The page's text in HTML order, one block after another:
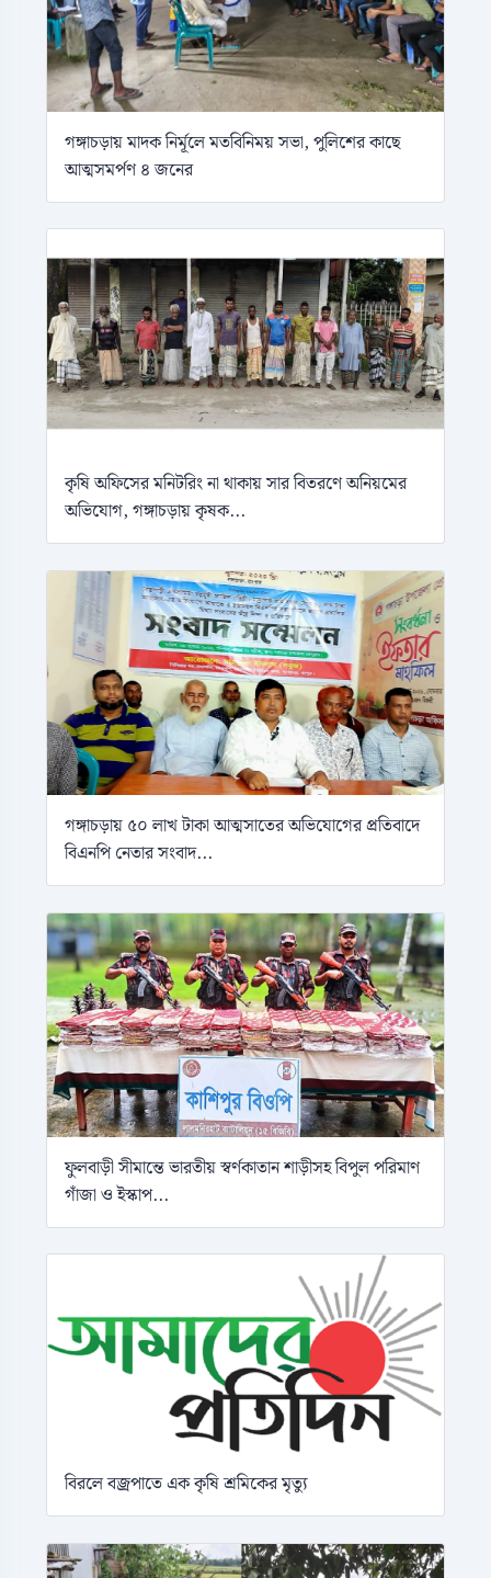
গঙ্গাচড়ায় মাদক নির্মূলে মতবিনিময় সভা, পুলিশের কাছে
আত্মসমর্পণ ৪ জনের
কৃষি অফিসের মনিটরিং না থাকায় সার বিতরণে অনিয়মের
অভিযোগ, গঙ্গাচড়ায় কৃষক...
গঙ্গাচড়ায় ৫০ লাখ টাকা আত্মসাতের অভিযোগের প্রতিবাদে
বিএনপি নেতার সংবাদ...
ফুলবাড়ী সীমান্তে ভারতীয় স্বর্ণকাতান শাড়ীসহ বিপুল পরিমাণ
গাঁজা ও ইস্কাপ...
বিরলে বজ্রপাতে এক কৃষি শ্রমিকের মৃত্যু